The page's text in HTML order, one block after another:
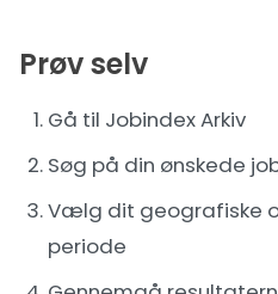
Prøv selv
Gå til Jobindex Arkiv
Søg på din ønskede
Vælg dit geografiske
periode